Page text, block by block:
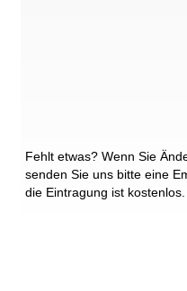
Fehlt etwas? Wenn Sie
senden Sie uns bitte eine
die Eintragung ist kostenlos.